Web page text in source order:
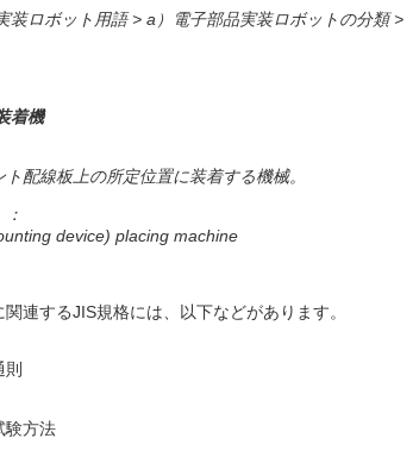
装ロボット用語 > a）電子部品実装ロボットの分類 >
着機
配線板上の所定位置に装着する機械。
device) placing machine
連するJIS規格には、以下などがあります。
験方法